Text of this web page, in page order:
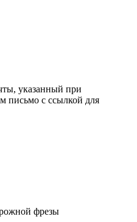
указанный при
письмо с ссылкой для
фрезы